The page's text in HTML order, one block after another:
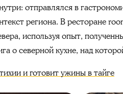
отправлялся в
региона. В ресторане
используя опыт,
о северной кухне, над
и готовит ужины в тайге